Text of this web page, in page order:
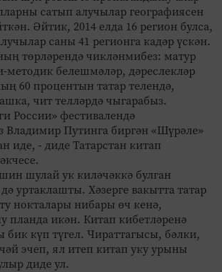
сатып алучылар географиясен
Әйтик, 2014 елда 16 регион булса,
саны 41 регионга кадәр үскән.
төрләрендә чикләнмибез: матур
методик белешмәләр, дәреслекләр
60 процентын татар телендә,
чит телләрдә чыгарабыз.
России» фестивалендә
Владимир Путинга биргән «Шүрәле»
иде, - диде Татарстан китап
шулай ук киләчәккә булган
уртаклашты. Хәзерге вакытта татар
нокталары нибары өч кенә,
планда икән. Китап кибетләренә
бик күп түгел. Чираттагысы, бәлки,
эчеп, ял итеп китап уку урыны
диде ул.